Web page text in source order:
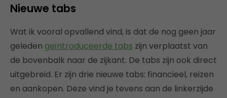
Nieuwe tabs
Wat ik vooral opvallend vind, is dat de nog geen jaar
geleden geïntroduceerde tabs zijn verplaatst van
de bovenbalk naar de zijkant. De tabs zijn ook direct
uitgebreid. Er zijn drie nieuwe tabs: financieel, reizen
en aankopen. Deze vind je tevens aan de linkerzijde